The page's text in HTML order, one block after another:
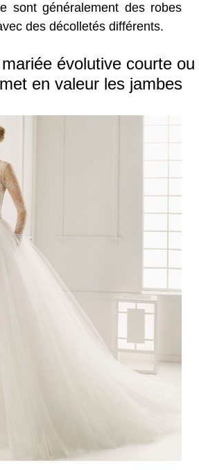
sont généralement des robes
des décolletés différents.
évolutive courte ou
en valeur les jambes